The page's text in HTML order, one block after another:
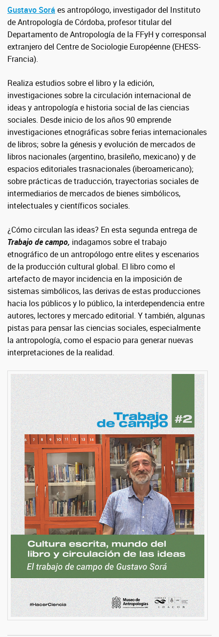
Gustavo Sorá es antropólogo, investigador del Instituto
de Antropología de Córdoba, profesor titular del
Departamento de Antropología de la FFyH ycorresponsal
extranjero del Centre de Sociologie Européenne (EHESS-
Francia).
Realiza estudios sobre el libro y la edición,
investigaciones sobre la circulación internacional de
ideas y antropología e historia social de las ciencias
sociales. Desde inicio de los años 90 emprende
investigaciones etnográficas sobre ferias internacionales
de libros; sobre la génesis y evolución de mercados de
libros nacionales (argentino, brasileño, mexicano) y de
espacios editoriales trasnacionales (iberoamericano);
sobre prácticas de traducción, trayectorias sociales de
intermediarios de mercados de bienes simbólicos,
intelectuales y científicos sociales.
¿Cómo circulan las ideas? En esta segunda entrega de
Trabajo de campo, indagamos sobre el trabajo
etnográfico de un antropólogo entre elites y escenarios
de la producción cultural global. El libro como el
artefacto de mayor incidencia en la imposición de
sistemas simbólicos, las derivas de estas producciones
hacia los públicos y lo público, la interdependencia entre
autores, lectores y mercado editorial. Y también, algunas
pistas para pensar las ciencias sociales, especialmente
la antropología, como el espacio para generar nuevas
interpretaciones de la realidad.